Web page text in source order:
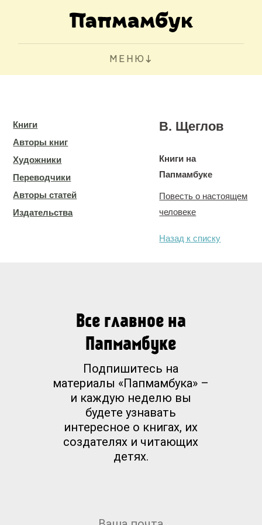
МЕНЮ
Книги
Авторы книг
Художники
Переводчики
Авторы статей
Издательства
В. Щеглов
Книги на
Папмамбуке
Повесть о настоящем
человеке
Назад к списку
Все главное на
Папмамбуке
Подпишитесь на
материалы «Папмамбука» –
и каждую неделю вы
будете узнавать
интересное о книгах, их
создателях и читающих
детях.